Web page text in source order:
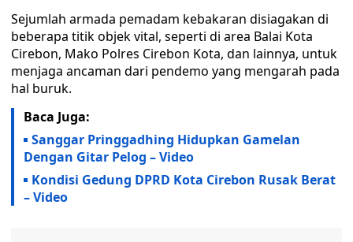
Sejumlah armada pemadam kebakaran disiagakan di
beberapa titik objek vital, seperti di area Balai Kota
Cirebon, Mako Polres Cirebon Kota, dan lainnya, untuk
menjaga ancaman dari pendemo yang mengarah pada
hal buruk.
Baca Juga:
Sanggar Pringgadhing Hidupkan Gamelan
Dengan Gitar Pelog – Video
Kondisi Gedung DPRD Kota Cirebon Rusak Berat
– Video